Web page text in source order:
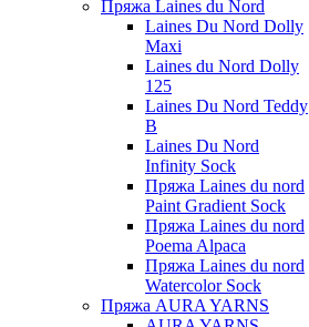
Пряжа Laines du Nord
Laines Du Nord Dolly
Maxi
Laines du Nord Dolly
125
Laines Du Nord Teddy
B
Laines Du Nord
Infinity Sock
Пряжа Laines du nord
Paint Gradient Sock
Пряжа Laines du nord
Poema Alpaca
Пряжа Laines du nord
Watercolor Sock
Пряжа AURA YARNS